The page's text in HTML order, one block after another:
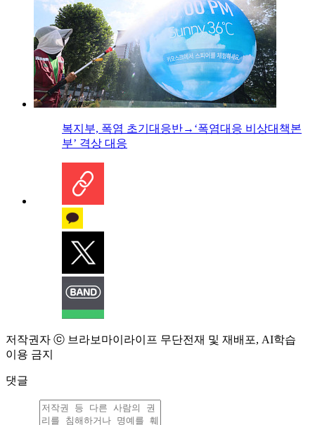
복지부, 폭염 초기대응반→‘폭염대응 비상대책본
부’ 격상 대응
저작권자 ⓒ 브라보마이라이프 무단전재 및 재배포, AI학습
이용 금지
댓글